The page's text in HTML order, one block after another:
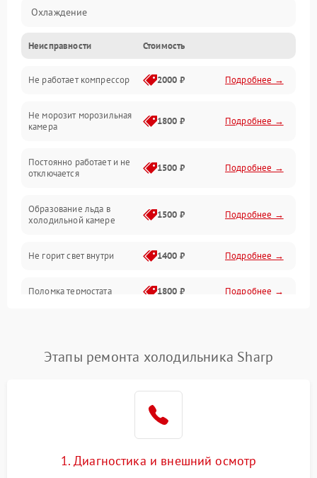
Охлаждение
Механика
Электропитание
Дренаж
Неисправности Стоимость
Не работает компрессор 2000 ₽ Подробнее →
Не морозит морозильная
камера
1800 ₽ Подробнее →
Постоянно работает и не
отключается
1500 ₽ Подробнее →
Образование льда в
холодильной камере
1500 ₽ Подробнее →
Не горит свет внутри 1400 ₽ Подробнее →
Поломка термостата 1800 ₽ Подробнее →
Поломка системы No Frost 2600 ₽ Подробнее →
Этапы ремонта холодильника Sharp
1. Диагностика и внешний осмотр